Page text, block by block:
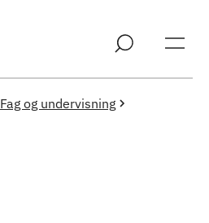
Fag og undervisning